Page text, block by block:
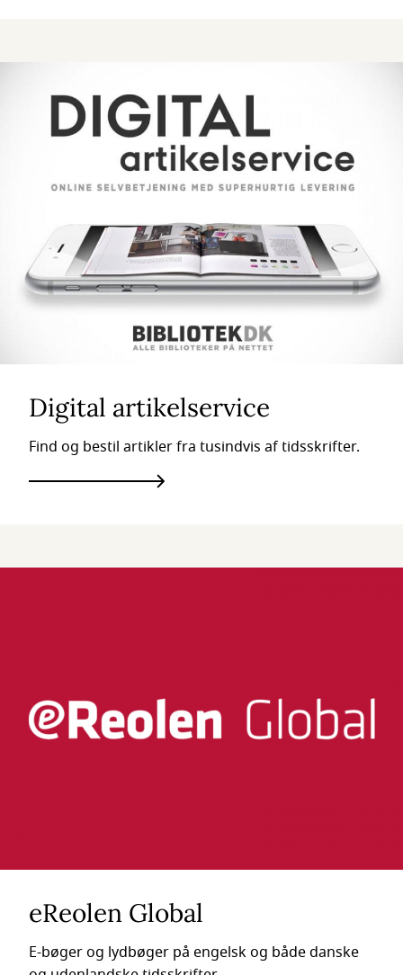
Digital artikelservice
Find og bestil artikler fra tusindvis af tidsskrifter.
eReolen Global
E-bøger og lydbøger på engelsk og både danske